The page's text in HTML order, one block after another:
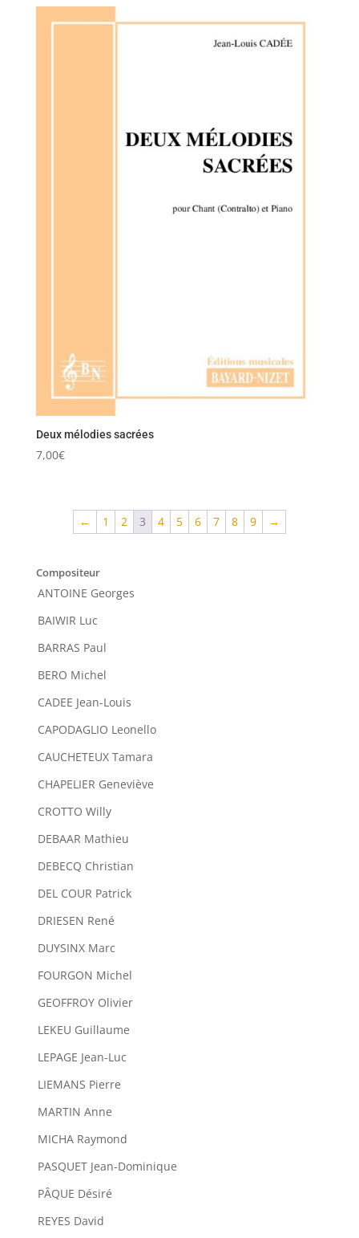
Deux mélodies sacrées
7,00€
← 1 2 3 4 5 6 7 8 9 →
Compositeur
ANTOINE Georges
BAIWIR Luc
BARRAS Paul
BERO Michel
CADEE Jean-Louis
CAPODAGLIO Leonello
CAUCHETEUX Tamara
CHAPELIER Geneviève
CROTTO Willy
DEBAAR Mathieu
DEBECQ Christian
DEL COUR Patrick
DRIESEN René
DUYSINX Marc
FOURGON Michel
GEOFFROY Olivier
LEKEU Guillaume
LEPAGE Jean-Luc
LIEMANS Pierre
MARTIN Anne
MICHA Raymond
PASQUET Jean-Dominique
PÂQUE Désiré
REYES David